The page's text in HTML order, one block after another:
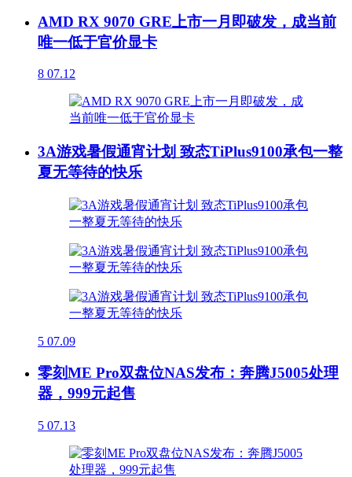
AMD RX 9070 GRE上市一月即破发，成当前
唯一低于官价显卡
8 07.12
3A游戏暑假通宵计划 致态TiPlus9100承包一整
夏无等待的快乐
5 07.09
零刻ME Pro双盘位NAS发布：奔腾J5005处理
器，999元起售
5 07.13